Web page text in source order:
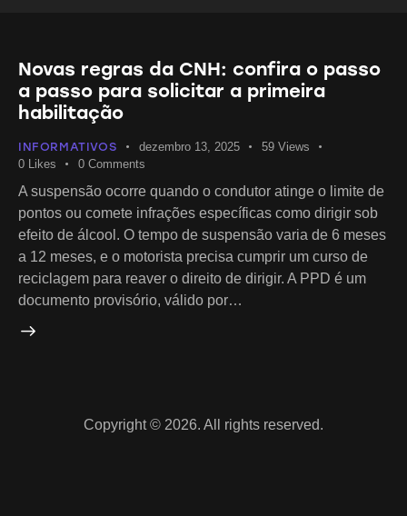
Novas regras da CNH: confira o passo
a passo para solicitar a primeira
habilitação
INFORMATIVOS dezembro 13, 2025 59 Views
0
Likes 0 Comments
A suspensão ocorre quando o condutor atinge o limite de
pontos ou comete infrações específicas como dirigir sob
efeito de álcool. O tempo de suspensão varia de 6 meses
a 12 meses, e o motorista precisa cumprir um curso de
reciclagem para reaver o direito de dirigir. A PPD é um
documento provisório, válido por…
Copyright © 2026. All rights reserved.